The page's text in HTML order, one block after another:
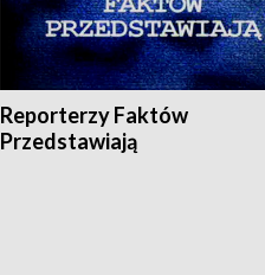
Reporterzy Faktów
Przedstawiają